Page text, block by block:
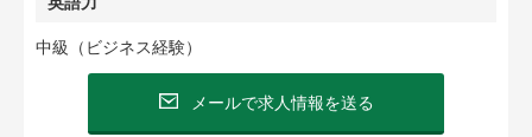
中級（ビジネス経験）
メールで求人情報を送る